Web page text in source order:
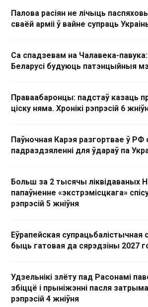
Палова расіян не лічыць
сваёй арміі ў вайне супраць
Са спадзевам на Чалавека-
Беларусі будуюць патэнцыйныя
Праваабаронцы: падстаў казаць
ціску няма. Хронікі рэпрэсій 6
Паўночная Карэя разгортвае ў
падраздзяленні для ўдараў па
Больш за 2 тысячы ліквідаваных
папаўненне «экстрэмісцкага»
рэпрэсій 5 жніўня
Еўрапейская супрацьбалістычная
быць гатовая да сярэдзіны 2027
Удзельнікі злёту пад Расонамі
збіццё і прыніжэнні пасля
рэпрэсій 4 жніўня